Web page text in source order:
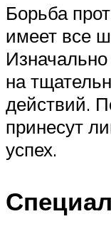
Борьба
имеет все
Изначально
на
действий.
принесут
успех.